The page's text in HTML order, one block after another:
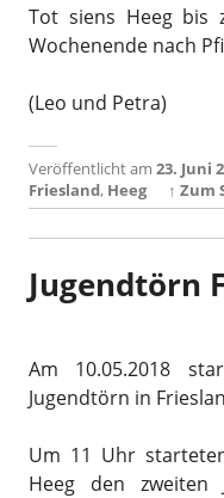
Tot siens Heeg bis
Wochenende nach
(Leo und Petra)
Veröffentlicht am 23. Juni
Friesland, Heeg ↑ Zum
Jugendtörn
Am 10.05.2018
Jugendtörn in
Um 11 Uhr
Heeg den zweiten